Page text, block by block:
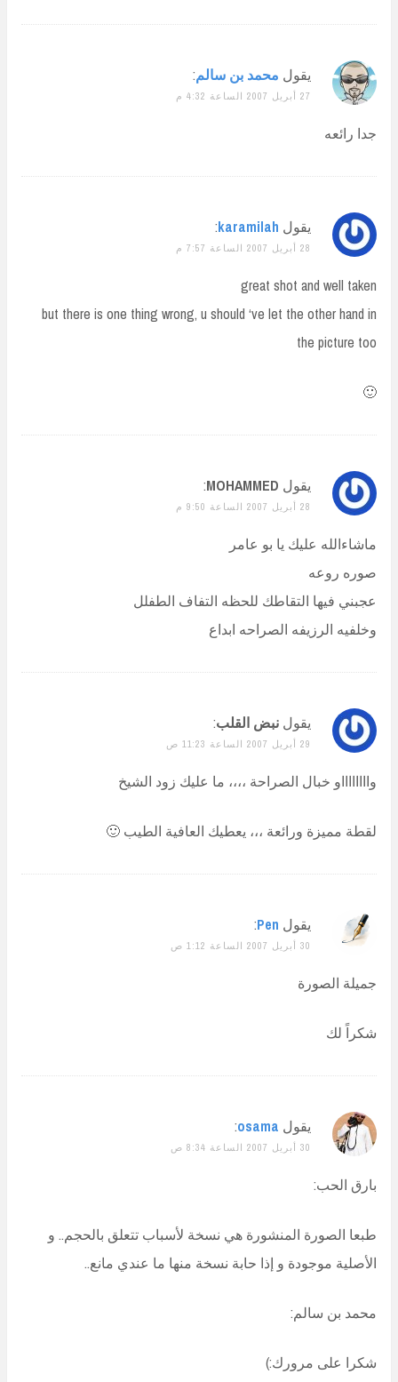
يقول محمد بن سالم:
27 أبريل 2007 الساعة 4:32 م
جدا رائعه
يقول karamilah
:
28 أبريل 2007 الساعة 7:57 م
great shot and well taken
but there is one thing wrong, u should ‘ve let the other hand in
the picture too
🙂
يقول MOHAMMED
:
28 أبريل 2007 الساعة 9:50 م
ماشاءالله عليك يا بو عامر
صوره روعه
عجبني فيها التقاطك للحظه التفاف الطفلل
وخلفيه الرزيفه الصراحه ابداع
يقول نبض القلب:
29 أبريل 2007 الساعة 11:23 ص
وااااااااو خبال الصراحة ،،،، ما عليك زود الشيخ
لقطة مميزة ورائعة ،،، يعطيك العافية الطيب 🙂
يقول Pen
:
30 أبريل 2007 الساعة 1:12 ص
جميلة الصورة
شكراً لك
يقول osama
:
30 أبريل 2007 الساعة 8:34 ص
بارق الحب:
طبعا الصورة المنشورة هي نسخة لأسباب تتعلق بالحجم.. و
الأصلية موجودة و إذا حابة نسخة منها ما عندي مانع..
محمد بن سالم:
شكرا على مرورك:)